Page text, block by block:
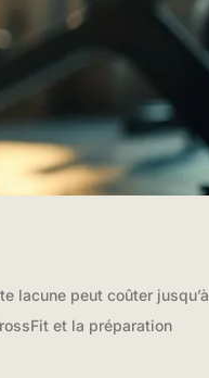
lacune peut coûter jusqu’à
et la préparation